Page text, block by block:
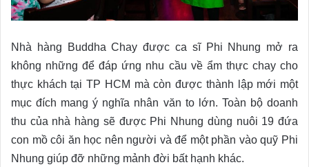
Nhà hàng Buddha Chay được ca sĩ Phi Nhung mở ra
không những để đáp ứng nhu cầu về ẩm thực chay cho
thực khách tại TP HCM mà còn được thành lập mới một
mục đích mang ý nghĩa nhân văn to lớn. Toàn bộ doanh
thu của nhà hàng sẽ được Phi Nhung dùng nuôi 19 đứa
con mồ côi ăn học nên người và để một phần vào quỹ Phi
Nhung giúp đỡ những mảnh đời bất hạnh khác.